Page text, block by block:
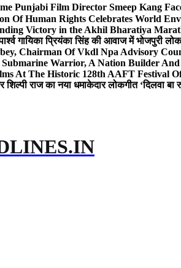
Punjabi Film Director Smeep Kang
Of Human Rights Celebrates World
Victory in the Akhil Bharatiya
गायिका प्रियंका सिंह की आवाज में भोजपुरी
Chairman Of Vkdl Npa Advisory
Warrior, A Nation Builder
At The Historic 128th AAFT Festival
शिल्पी राज का नया धमाकेदार लोकगीत ‘दिलवा बा